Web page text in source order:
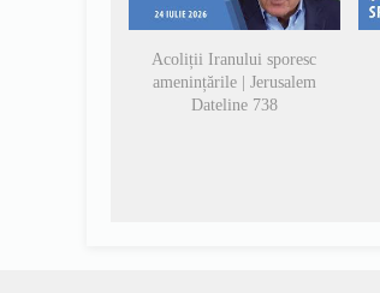
Acoliții Iranului sporesc
amenințările | Jerusalem
Dateline 738